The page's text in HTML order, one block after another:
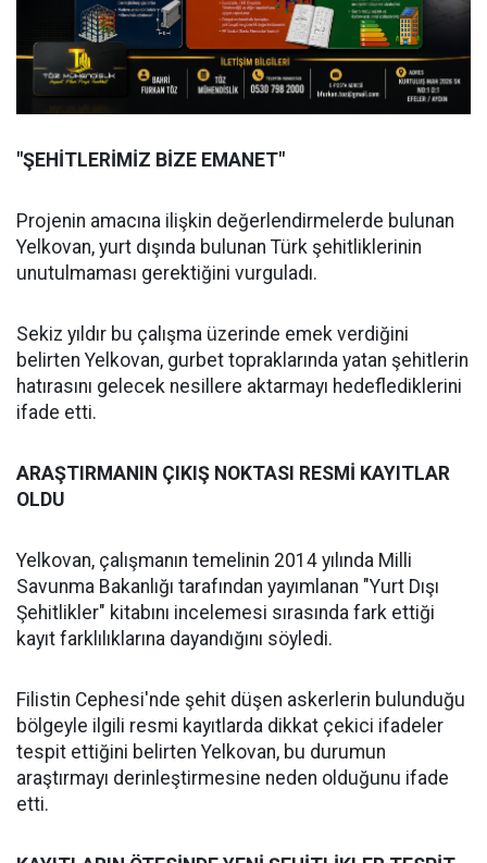
"ŞEHİTLERİMİZ BİZE EMANET"
Projenin amacına ilişkin değerlendirmelerde bulunan
Yelkovan, yurt dışında bulunan Türk şehitliklerinin
unutulmaması gerektiğini vurguladı.
Sekiz yıldır bu çalışma üzerinde emek verdiğini
belirten Yelkovan, gurbet topraklarında yatan şehitlerin
hatırasını gelecek nesillere aktarmayı hedeflediklerini
ifade etti.
ARAŞTIRMANIN ÇIKIŞ NOKTASI RESMİ KAYITLAR
OLDU
Yelkovan, çalışmanın temelinin 2014 yılında Milli
Savunma Bakanlığı tarafından yayımlanan "Yurt Dışı
Şehitlikler" kitabını incelemesi sırasında fark ettiği
kayıt farklılıklarına dayandığını söyledi.
Filistin Cephesi'nde şehit düşen askerlerin bulunduğu
bölgeyle ilgili resmi kayıtlarda dikkat çekici ifadeler
tespit ettiğini belirten Yelkovan, bu durumun
araştırmayı derinleştirmesine neden olduğunu ifade
etti.